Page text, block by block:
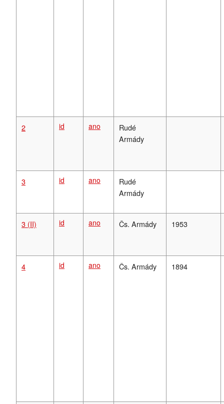
2 id ano
Rudé
Armády
3 id ano
Rudé
Armády
3 (II) id ano Čs. Armády 1953
4 id ano Čs. Armády 1894